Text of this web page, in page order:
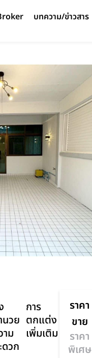
บทความ/ข่าวสาร
นวย
าม
ดวก
การ
ตกแต่ง
เพิ่มเติม
ราคา
ขาย
ราคา
พิเศษ